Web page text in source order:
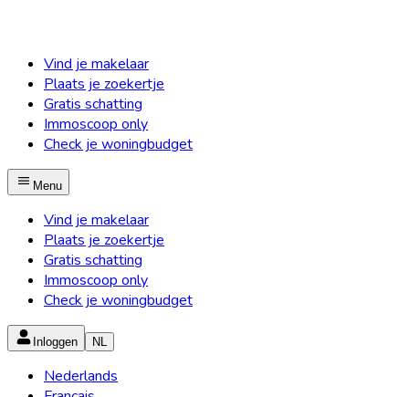
Vind je makelaar
Plaats je zoekertje
Gratis schatting
Immoscoop only
Check je woningbudget
Menu
Vind je makelaar
Plaats je zoekertje
Gratis schatting
Immoscoop only
Check je woningbudget
Inloggen NL
Nederlands